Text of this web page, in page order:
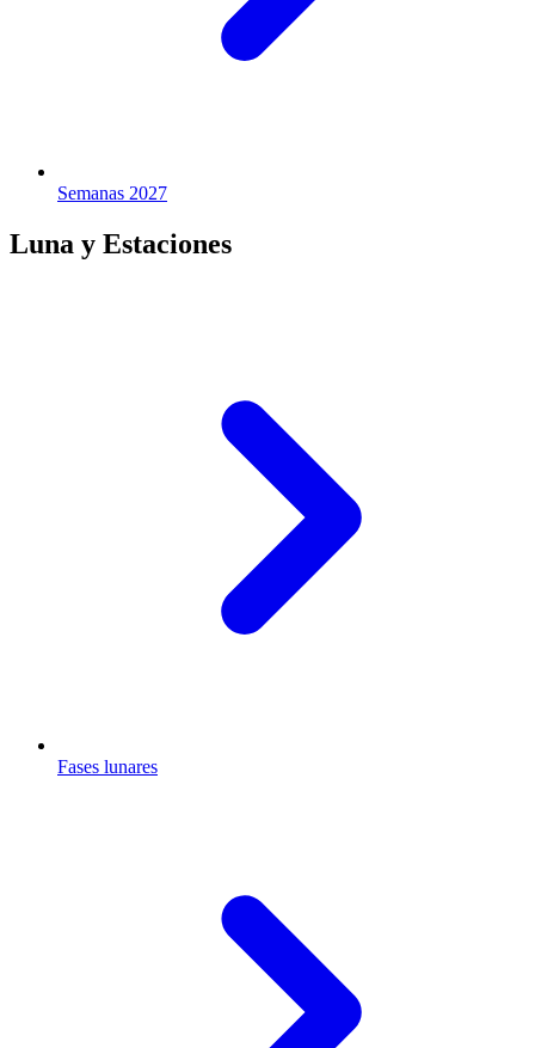
Semanas 2027
Luna y Estaciones
Fases lunares